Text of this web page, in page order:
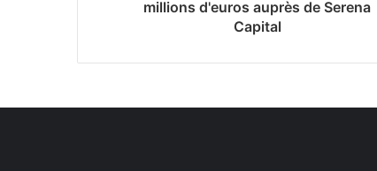
millions d'euros auprès de Serena
Capital